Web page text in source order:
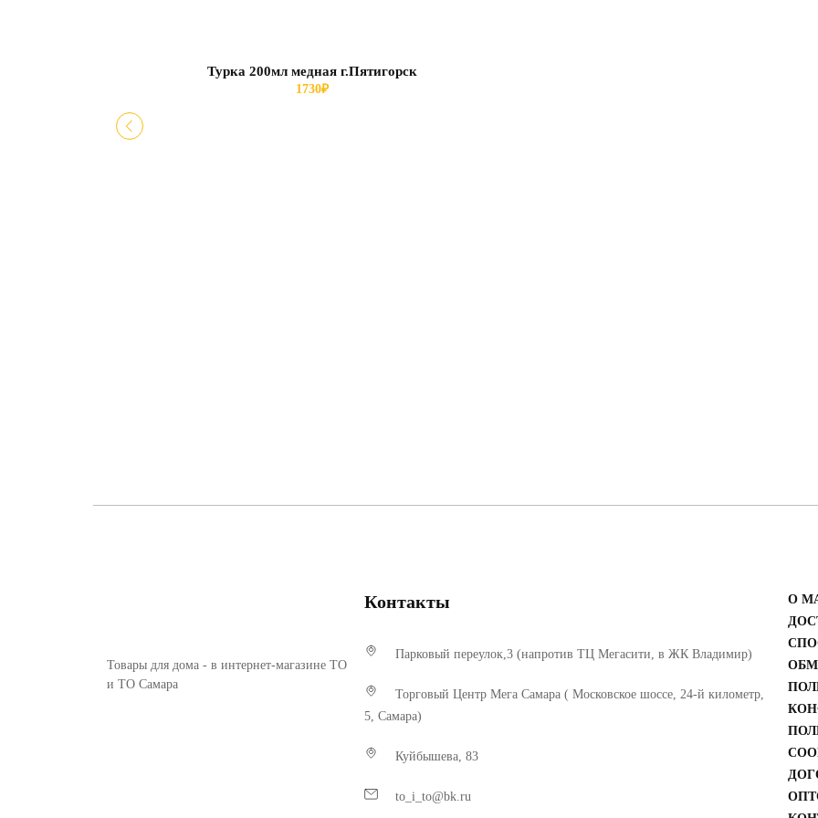
Турка 200мл медная г.Пятигорск
1730₽
Товары для дома - в интернет-магазине ТО
и ТО Самара
Контакты
Парковый переулок,3 (напротив ТЦ Мегасити, в ЖК Владимир)
Торговый Центр Мега Самара ( Московское шоссе, 24-й километр,
5, Самара)
Куйбышева, 83
to_i_to@bk.ru
О